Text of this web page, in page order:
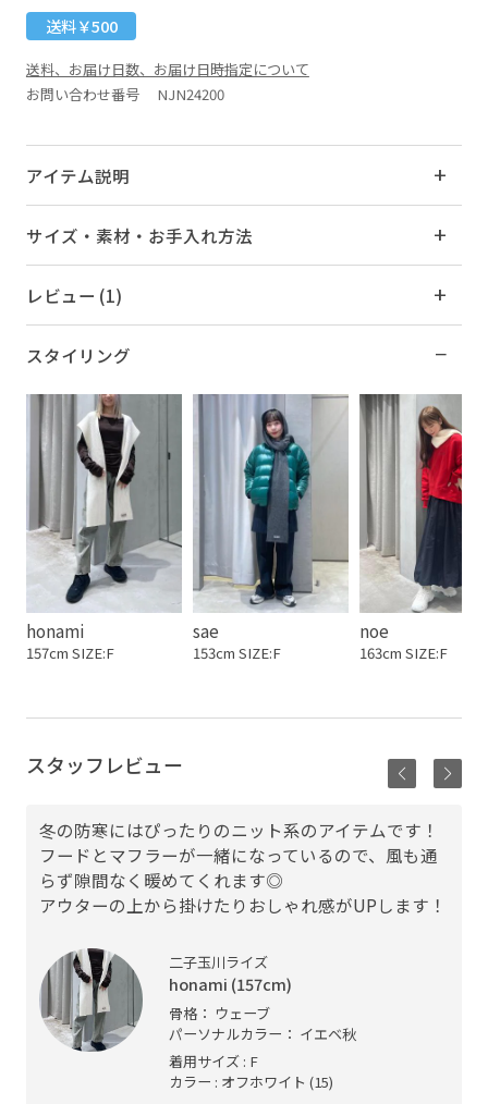
送料￥500
送料、お届け日数、お届け日時指定について
お問い合わせ番号 NJN24200
アイテム説明
サイズ・素材・お手入れ方法
レビュー (1)
スタイリング
honami
157cm SIZE:F
sae
153cm SIZE:F
noe
163cm SIZE:F
スタッフレビュー
冬の防寒にはぴったりのニット系のアイテムです！
フードとマフラーが一緒になっているので、風も通
らず隙間なく暖めてくれます◎
アウターの上から掛けたりおしゃれ感がUPします！
二子玉川ライズ
honami (157cm)
骨格： ウェーブ
パーソナルカラー： イエベ秋
着用サイズ : F
カラー : オフホワイト (15)